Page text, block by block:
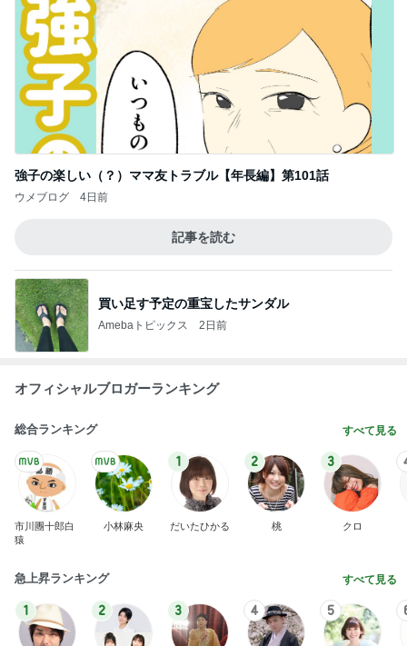
強子の楽しい（？）ママ友トラブル【年長編】第101話
ウメブログ 4日前
記事を読む
買い足す予定の重宝したサンダル
Amebaトピックス 2日前
オフィシャルブロガーランキング
総合ランキング すべて見る
市川團十郎白
猿
小林麻央
1
だいたひかる
2
桃
3
クロ
急上昇ランキング すべて見る
1 2 3 4 5